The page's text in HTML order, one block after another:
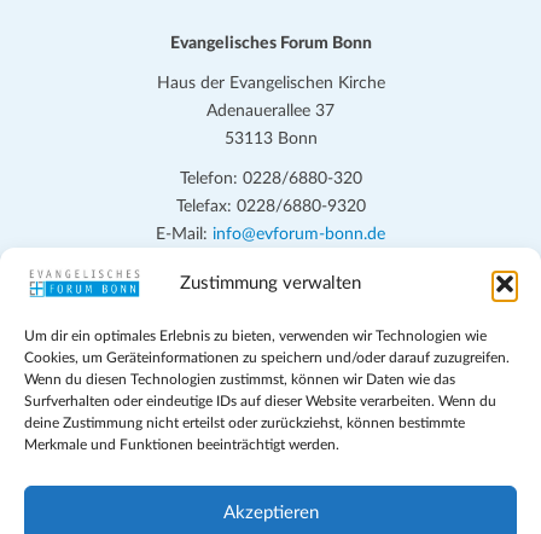
Zustimmung verwalten
Um dir ein optimales Erlebnis zu bieten, verwenden wir Technologien wie
Cookies, um Geräteinformationen zu speichern und/oder darauf zuzugreifen.
Wenn du diesen Technologien zustimmst, können wir Daten wie das
Surfverhalten oder eindeutige IDs auf dieser Website verarbeiten. Wenn du
deine Zustimmung nicht erteilst oder zurückziehst, können bestimmte
Merkmale und Funktionen beeinträchtigt werden.
Akzeptieren
Evangelisches Forum Bonn
Haus der Evangelischen Kirche
Adenauerallee 37
53113 Bonn
Telefon: 0228/6880-320
Telefax: 0228/6880-9320
E-Mail: info@evforum-bonn.de
Das Evangelische Forum Bonn will in seinen zentralen
persönlichen, beruflichen, kirchlichen und öffentlichen Lebens
eingehen, zu offener Begegnung und ehrlicher Auseinandersetzung
anregen und mithelfen, aus der Verheißung des Evangeliums heraus
im individuellen und gesellschaftlichen Leben verantwortlich zu
denken, zu reden und zu handeln.
Impressum